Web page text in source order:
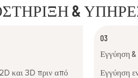
&
και 3D πριν από
03
Εγγύηση &
Εγγύηση